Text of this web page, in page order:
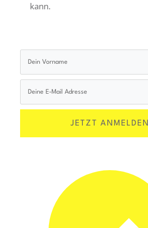
kann.
JETZT ANMELDEN